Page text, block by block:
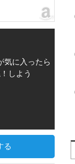
気に入ったら
しよう
る